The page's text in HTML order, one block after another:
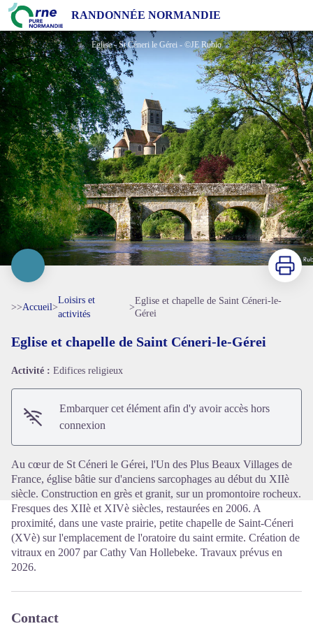
RANDONNÉE NORMANDIE
Eglise et chapelle de Saint Céneri-le-Gérei
Eglise - St Céneri le Gérei - ©JE Rubio
Voir l'image en plein écran
Imprimer
>>Accueil>
Loisirs et
activités
>
Eglise et chapelle de Saint Céneri-le-
Gérei
Eglise et chapelle de Saint Céneri-le-Gérei
Activité : Edifices religieux
Embarquer cet élément afin d'y avoir accès hors
connexion
Au cœur de St Céneri le Gérei, l'Un des Plus Beaux Villages de
France, église bâtie sur d'anciens sarcophages au début du XIIè
siècle. Construction en grès et granit, sur un promontoire rocheux.
Fresques des XIIè et XIVè siècles, restaurées en 2006. A
proximité, dans une vaste prairie, petite chapelle de Saint-Céneri
(XVè) sur l'emplacement de l'oratoire du saint ermite. Création de
vitraux en 2007 par Cathy Van Hollebeke. Travaux prévus en
2026.
Contact